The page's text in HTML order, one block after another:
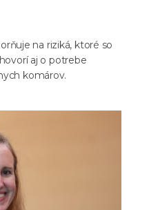
na riziká, ktoré so
aj o potrebe
komárov.